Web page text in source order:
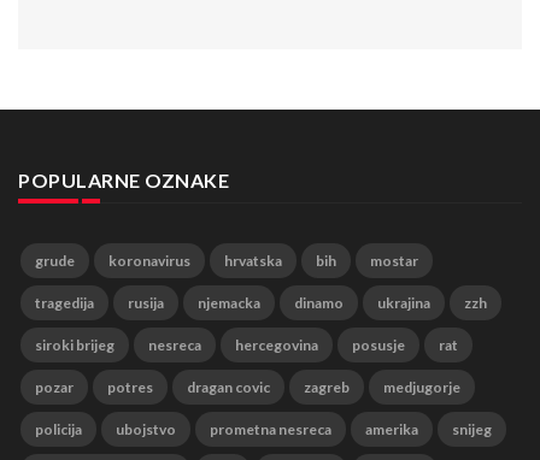
POPULARNE OZNAKE
grude koronavirus hrvatska bih mostar
tragedija rusija njemacka dinamo ukrajina zzh
siroki brijeg nesreca hercegovina posusje rat
pozar potres dragan covic zagreb medjugorje
policija ubojstvo prometna nesreca amerika snijeg